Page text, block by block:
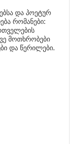
და პოეტურ
რომანები:
მოთხრობები
და წერილები.